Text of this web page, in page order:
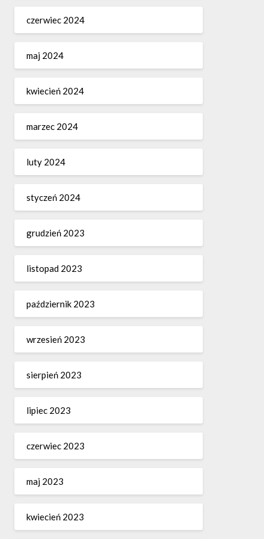
czerwiec 2024
maj 2024
kwiecień 2024
marzec 2024
luty 2024
styczeń 2024
grudzień 2023
listopad 2023
październik 2023
wrzesień 2023
sierpień 2023
lipiec 2023
czerwiec 2023
maj 2023
kwiecień 2023